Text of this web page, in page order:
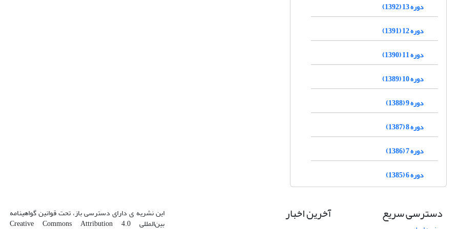
دوره 13 (1392)
دوره 12 (1391)
دوره 11 (1390)
دوره 10 (1389)
دوره 9 (1388)
دوره 8 (1387)
دوره 7 (1386)
دوره 6 (1385)
دسترسی سریع آخرین اخبار این نشریه ی دارای دسترسی باز، تحت قوانین گواهینامه
بین‌المللی Creative Commons Attribution 4.0